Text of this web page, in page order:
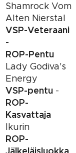
Shamrock Vom
Alten Nierstal
VSP-Veteraani
-
ROP-Pentu
Lady Godiva's
Energy
VSP-pentu -
ROP-
Kasvattaja
Ikurin
ROP-